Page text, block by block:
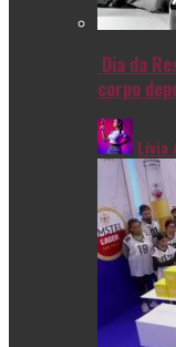
Dia da
corpo
Livia